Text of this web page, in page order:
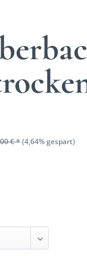
€ *(4,64% gespart)